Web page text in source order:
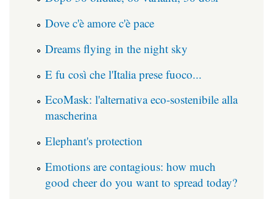
Dove c'è amore c'è pace
Dreams flying in the night sky
E fu così che l'Italia prese fuoco...
EcoMask: l'alternativa eco-sostenibile alla
mascherina
Elephant's protection
Emotions are contagious: how much
good cheer do you want to spread today?